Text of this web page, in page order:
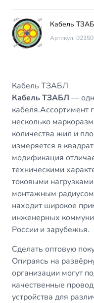
Кабель
Артикул:
Кабель ТЗАБЛ
Кабель ТЗАБЛ —
кабеля.Ассортимент
несколько
количества жил и
измеряется в
модификация
техническими
токовыми
монтажным
находит широкое
инженерных
России и зарубежья.
Сделать оптовую
Опираясь на
организации могут
качественные
устройства для